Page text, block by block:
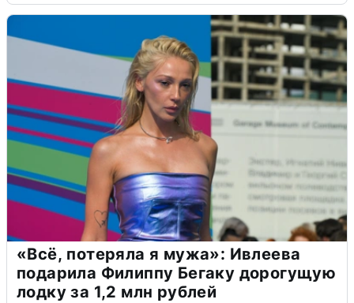
«Всё, потеряла я мужа»: Ивлеева
подарила Филиппу Бегаку дорогущую
лодку за 1,2 млн рублей